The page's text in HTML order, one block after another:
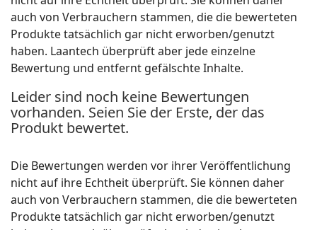
auch von Verbrauchern stammen, die die bewerteten
Produkte tatsächlich gar nicht erworben/genutzt
haben. Laantech überprüft aber jede einzelne
Bewertung und entfernt gefälschte Inhalte.
Leider sind noch keine Bewertungen
vorhanden. Seien Sie der Erste, der das
Produkt bewertet.
Die Bewertungen werden vor ihrer Veröffentlichung
nicht auf ihre Echtheit überprüft. Sie können daher
auch von Verbrauchern stammen, die die bewerteten
Produkte tatsächlich gar nicht erworben/genutzt